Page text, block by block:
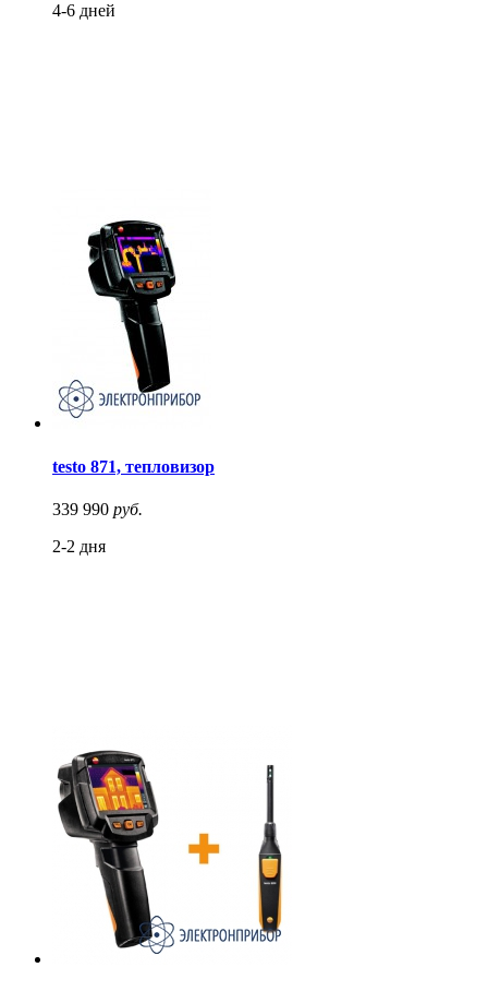
4-6 дней
testo 871, тепловизор
339 990 руб.
2-2 дня